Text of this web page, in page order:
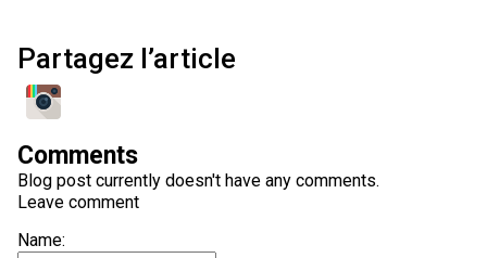
Partagez l’article
Comments
Blog post currently doesn't have any comments.
Leave comment
Name: